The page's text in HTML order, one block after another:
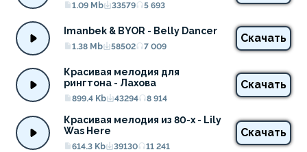
1.09 Mb 33579 5 693
Imanbek & BYOR - Belly Dancer
1.38 Mb 58502 7 009
Скачать
Красивая мелодия для
рингтона - Лахова
899.4 Kb 43294 8 914
Скачать
Красивая мелодия из 80-х - Lily
Was Here
614.3 Kb 39130 11 241
Скачать